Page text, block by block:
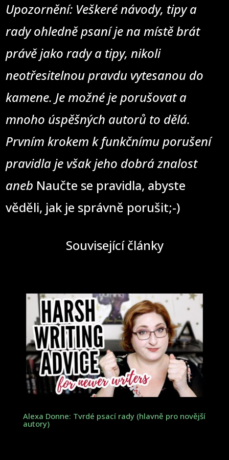
Upozornění: Veškeré návody, tipy a
rady ohledně psaní je na místě brát
právě jako rady a tipy, nikoli
neotřesitelnou pravdu vytesanou do
kamene. Je možné je porušovat a
mnoho úspěšných autorů to dělá.
Prvním krokem k funkčnímu porušení
pravidla je však jeho dobrá znalost
aneb Naučte se pravidla, abyste
věděli, jak je správně porušit;-)
Související články
Alexa Donne: Tvrdé psací rady (hlavně pro novější
autory)